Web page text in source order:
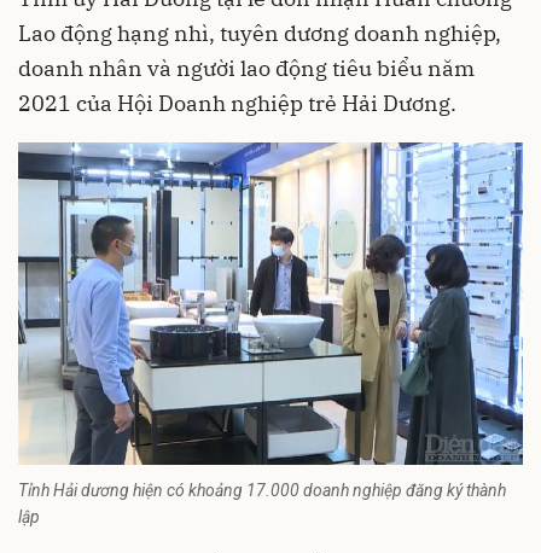
Lao động hạng nhì, tuyên dương doanh nghiệp,
doanh nhân và người lao động tiêu biểu năm
2021 của Hội Doanh nghiệp trẻ Hải Dương.
Tỉnh Hải dương hiện có khoảng 17.000 doanh nghiệp đăng ký thành
lập